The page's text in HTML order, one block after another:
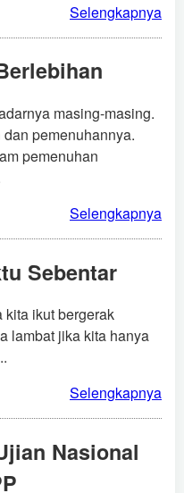
Selengkapnya
masing-masing.
pemenuhannya.
pemenuhan
Selengkapnya
Sebentar
kita ikut bergerak
lambat jika kita hanya
Selengkapnya
Nasional